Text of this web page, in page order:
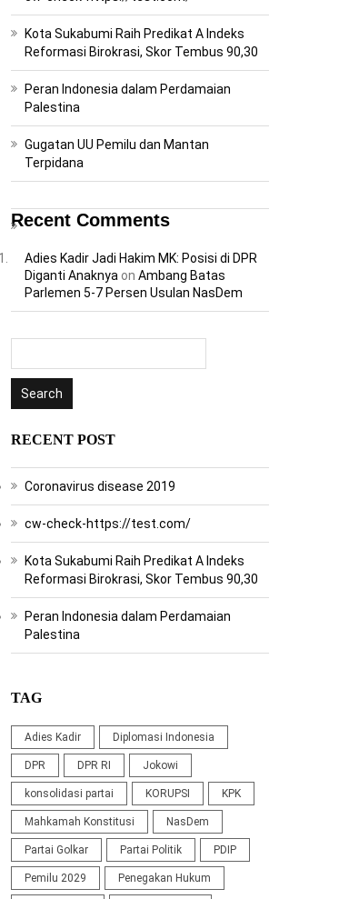
Kota Sukabumi Raih Predikat A Indeks
Reformasi Birokrasi, Skor Tembus 90,30
Peran Indonesia dalam Perdamaian
Palestina
Gugatan UU Pemilu dan Mantan
Terpidana
Recent Comments
Adies Kadir Jadi Hakim MK: Posisi di DPR
Diganti Anaknya on Ambang Batas
Parlemen 5-7 Persen Usulan NasDem
RECENT POST
Coronavirus disease 2019
cw-check-https://test.com/
Kota Sukabumi Raih Predikat A Indeks
Reformasi Birokrasi, Skor Tembus 90,30
Peran Indonesia dalam Perdamaian
Palestina
TAG
Adies Kadir Diplomasi Indonesia
DPR DPR RI Jokowi
konsolidasi partai KORUPSI KPK
Mahkamah Konstitusi NasDem
Partai Golkar Partai Politik PDIP
Pemilu 2029 Penegakan Hukum